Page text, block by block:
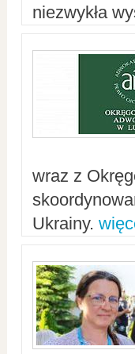
niezwykła
wraz z
Ukrainy.